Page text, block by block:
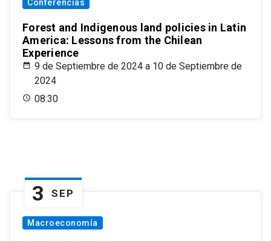
Conferencias
Forest and Indigenous land policies in Latin
America: Lessons from the Chilean
Experience
9 de Septiembre de 2024 a 10 de Septiembre de
2024
08:30
3 SEP
Macroeconomía